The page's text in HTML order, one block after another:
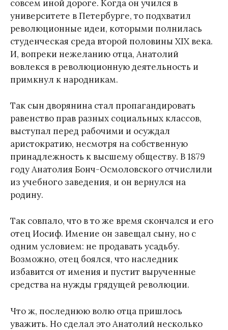
совсем иной дороге. Когда он учился в
университете в Петербурге, то подхватил
революционные идеи, которыми полнилась
студенческая среда второй половины XIX века.
И, вопреки нежеланию отца, Анатолий
вовлекся в революционную деятельность и
примкнул к народникам.
Так сын дворянина стал пропагандировать
равенство прав разных социальных классов,
выступал перед рабочими и осуждал
аристократию, несмотря на собственную
принадлежность к высшему обществу. В 1879
году Анатолия Бонч-Осмоловского отчислили
из учебного заведения, и он вернулся на
родину.
Так совпало, что в то же время скончался и его
отец Иосиф. Имение он завещал сыну, но с
одним условием: не продавать усадьбу.
Возможно, отец боялся, что наследник
избавится от имения и пустит вырученные
средства на нужды грядущей революции.
Что ж, последнюю волю отца пришлось
уважить. Но сделал это Анатолий несколько